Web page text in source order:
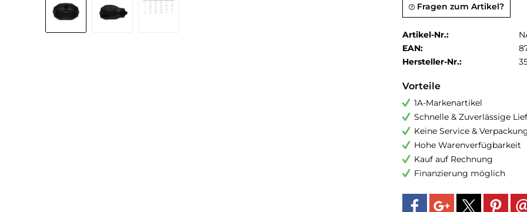
Fragen zum Artikel?
Artikel-Nr.:
EAN:
Hersteller-Nr.:
Vorteile
1A-Markenartikel
Schnelle & Zuverlässige
Keine Service &
Hohe Warenverfügbarkeit
Kauf auf Rechnung
Finanzierung möglich